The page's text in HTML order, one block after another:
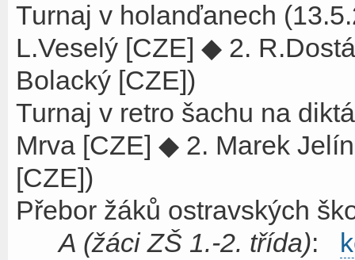
Turnaj v holanďanech
L.Veselý [CZE] ◆ 2.
Bolacký [CZE])
Turnaj v retro šachu na
Mrva [CZE] ◆ 2. Marek
[CZE])
Přebor žáků ostravských
A (žáci ZŠ 1.-2. třída):